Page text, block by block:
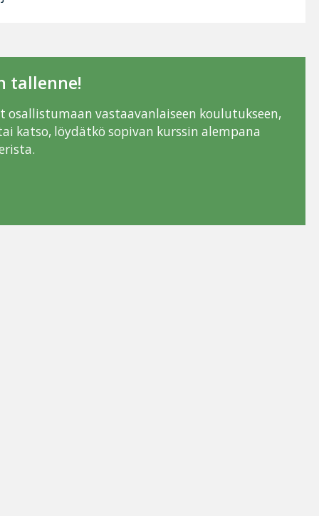
tallenne!
vastaavanlaiseen koulutukseen,
katso, löydätkö sopivan kurssin alempana